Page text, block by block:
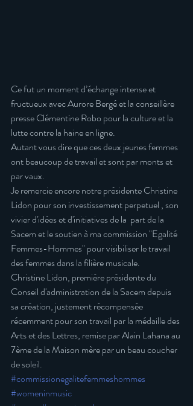
Ce fut un moment d’échange intense et
fructueux avec Aurore Bergé et la conseillère
presse Clémentine Robo pour la culture et la
lutte contre la haine en ligne.
Autant vous dire que ces deux jeunes femmes
ont beaucoup de travail et sont par monts et
par vaux.
Je remercie encore notre présidente Christine
Lidon pour son investissement perpetuel , son
vivier d'idées et d'initiatives de la  part de la
Sacem et le soutien à ma commission "Egalité
Femmes-Hommes" pour visibiliser le travail
des femmes dans la filière musicale.
Christine Lidon, première présidente du
Conseil d'administration de la Sacem depuis
sa création, justement récompensée
récemment pour son travail par la médaille des
Arts et des Lettres, remise par Alain Lahana au
7ème de la Maison mère par un beau coucher
de soleil.
#commissionegalitefemmeshommes
#womeninmusic